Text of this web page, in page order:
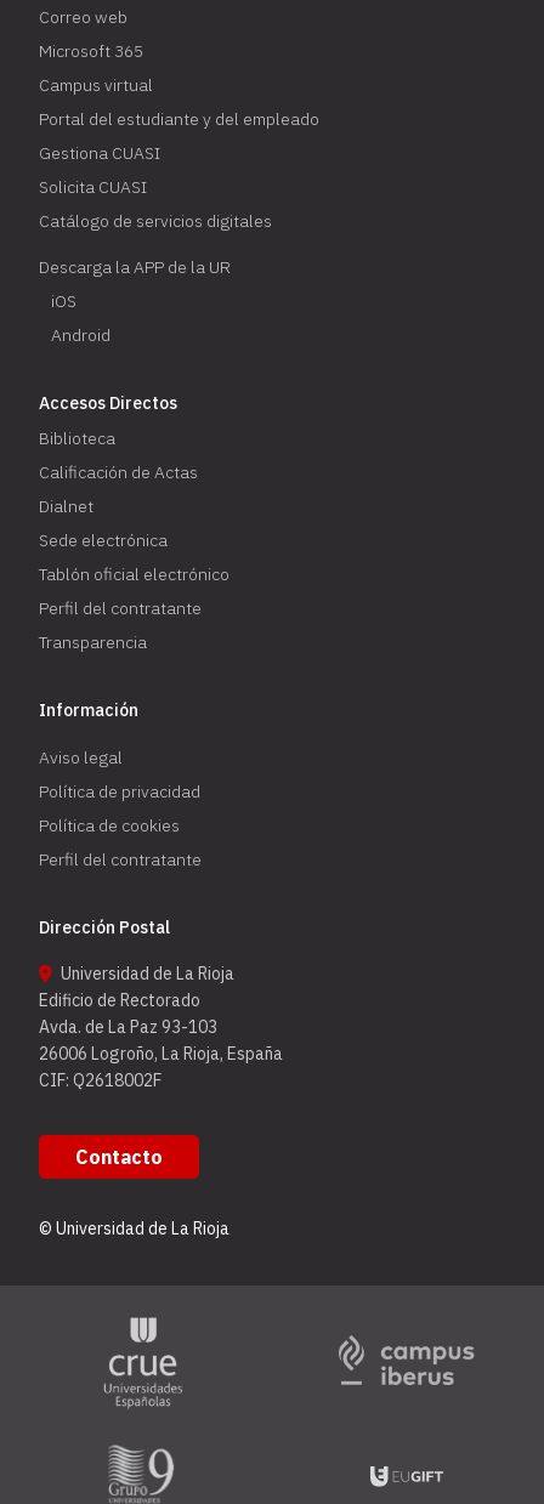
Correo web
Microsoft 365
Campus virtual
Portal del estudiante y del empleado
Gestiona CUASI
Solicita CUASI
Catálogo de servicios digitales
Descarga la APP de la UR
iOS
Android
Accesos Directos
Biblioteca
Calificación de Actas
Dialnet
Sede electrónica
Tablón oficial electrónico
Perfil del contratante
Transparencia
Información
Aviso legal
Política de privacidad
Política de cookies
Perfil del contratante
Dirección Postal
Universidad de La Rioja
Edificio de Rectorado
Avda. de La Paz 93-103
26006 Logroño, La Rioja, España
CIF: Q2618002F
Contacto
© Universidad de La Rioja